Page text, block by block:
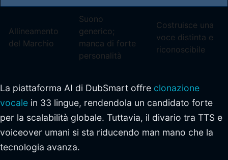
Allineamento
del Marchio
Suono
generico;
manca di forte
personalità
Costruisce una
voce distinta e
riconoscibile
La piattaforma AI di DubSmart offre clonazione
vocale in 33 lingue, rendendola un candidato forte
per la scalabilità globale. Tuttavia, il divario tra TTS e
voiceover umani si sta riducendo man mano che la
tecnologia avanza.